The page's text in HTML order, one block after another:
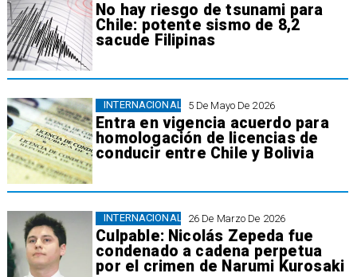
No hay riesgo de tsunami para
Chile: potente sismo de 8,2
sacude Filipinas
5 De Mayo De 2026
Entra en vigencia acuerdo para
homologación de licencias de
conducir entre Chile y Bolivia
INTERNACIONAL
26 De Marzo De 2026
Culpable: Nicolás Zepeda fue
condenado a cadena perpetua
por el crimen de Narumi Kurosaki
INTERNACIONAL